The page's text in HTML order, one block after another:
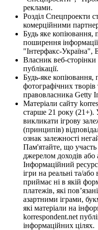
реклами.
Розділ Спецпроекти
комерційними
Будь яке копіювання,
поширення
"Інтерфакс-Україна",
Власник веб-сторінки
публікації.
Будь-яке копіювання,
фотографічних творів
правовласника Getty
Матеріали сайту
старше 21 року (21+).
викликати ігрову
(принципів)
ознак залежності
Пам'ятайте, що участь
джерелом доходів або
Інформаційний
ігри на реальні та/
приймає ні в якій
платежів, які
азартними іграми,
які матеріали на
korrespondent.net
інформаційних цілях.